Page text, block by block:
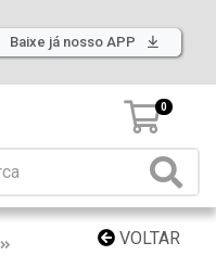
Baixe já nosso APP
0
VOLTAR